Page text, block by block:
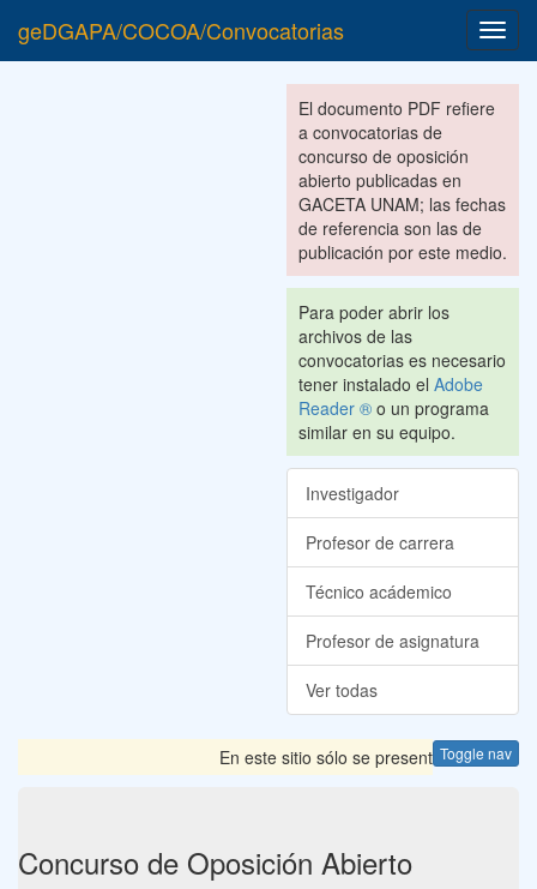
geDGAPA/COCOA/Convocatorias
El documento PDF refiere
a convocatorias de
concurso de oposición
abierto publicadas en
GACETA UNAM; las fechas
de referencia son las de
publicación por este medio.
Para poder abrir los
archivos de las
convocatorias es necesario
tener instalado el Adobe
Reader ® o un programa
similar en su equipo.
Investigador
Profesor de carrera
Técnico acádemico
Profesor de asignatura
Ver todas
Toggle nav
En este sitio sólo se presentan las
Concurso de Oposición Abierto